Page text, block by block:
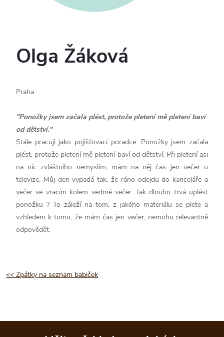
Olga Žáková
Praha
"Ponožky jsem začala plést, protože pletení mě pletení baví
od dětství."
Stále pracuji jako pojišťovací poradce. Ponožky jsem začala
plést, protože pletení mě pletení baví od dětství. Při pletení asi
na nic zvláštního nemyslím, mám na něj čas jen večer u
televize. Můj den vypadá tak, že ráno odejdu do kanceláře a
večer se vracím kolem sedmé večer. Jak dlouho trvá uplést
ponožku ? To záleží na tom, z jakého materiálu se plete a
vzhledem k tomu, že mám čas jen večer, nemohu relevantně
odpovědět.
<< Zpátky na seznam babiček